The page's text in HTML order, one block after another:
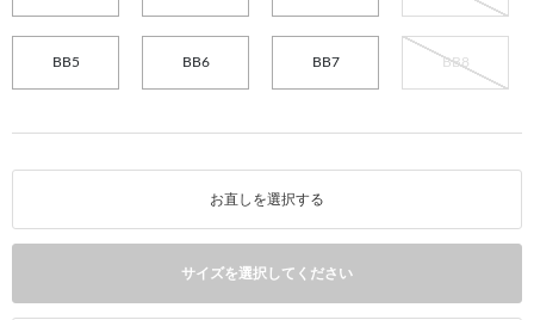
BB5 BB6 BB7 BB8
お直しを選択する
サイズを選択してください